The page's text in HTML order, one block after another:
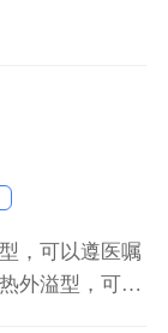
，可以遵医嘱
外溢型，可以